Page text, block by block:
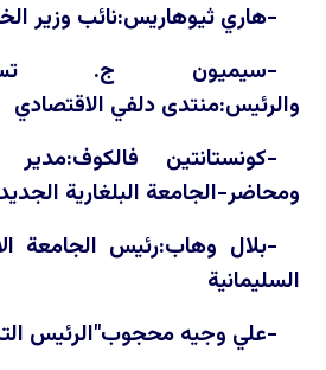
-هاري ثيوهاريس:نائب وزير
-سيميون ج.
والرئيس:منتدى دلفي الاقتصادي
-كونستانتين
ومحاضر-الجامعة البلغارية
-بلال وهاب:رئيس الجامعة
السليمانية
-علي وجيه محجوب"الرئيس